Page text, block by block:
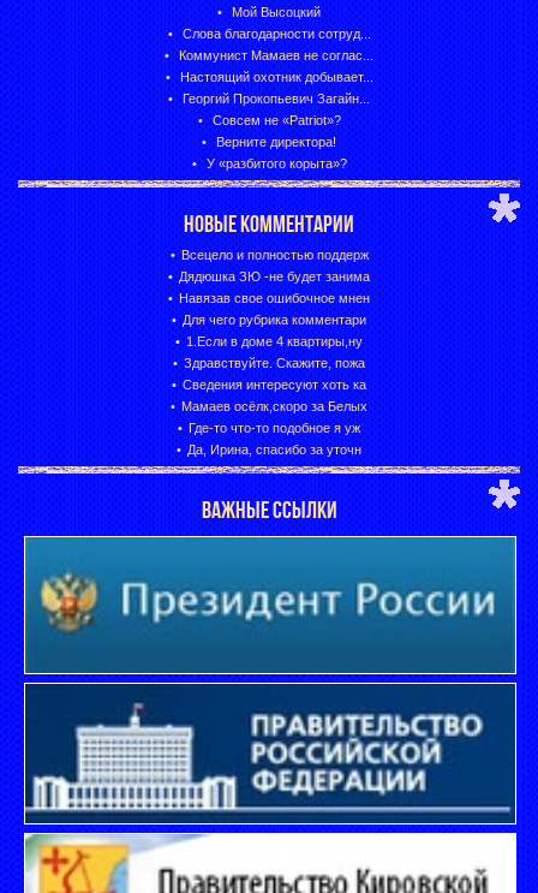
Мой Высоцкий
Слова благодарности сотруд...
Коммунист Мамаев не соглас...
Настоящий охотник добывает...
Георгий Прокопьевич Загайн...
Совсем не «Patriot»?
Верните директора!
У «разбитого корыта»?
НОВЫЕ КОММЕНТАРИИ
Всецело и полностью поддерж
Дядюшка ЗЮ -не будет занима
Навязав свое ошибочное мнен
Для чего рубрика комментари
1.Если в доме 4 квартиры,ну
Здравствуйте. Скажите, пожа
Сведения интересуют хоть ка
Мамаев осёлк,скоро за Белых
Где-то что-то подобное я уж
Да, Ирина, спасибо за уточн
ВАЖНЫЕ ССЫЛКИ